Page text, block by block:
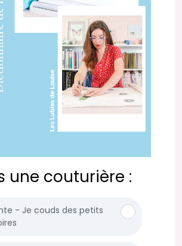
une couturière :
- Je couds des petits